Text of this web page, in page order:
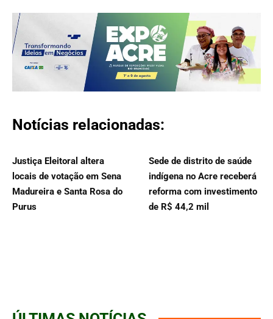
Notícias relacionadas:
Justiça Eleitoral altera
locais de votação em Sena
Madureira e Santa Rosa do
Purus
Sede de distrito de saúde
indígena no Acre receberá
reforma com investimento
de R$ 44,2 mil